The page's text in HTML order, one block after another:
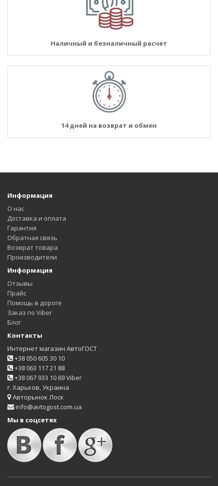
Наличный и безналичный расчет
14 дней на возврат и обмен
Информация
О нас
Доставка и оплата
Гарантия
Обратная связь
Возврат товара
Производители
Информация
Отзывы
Прайс
Помощь в дороге
Заказ по Viber
Блог
Контакты
Интернет магазин АвтоГОСТ
+38 050 605 30 10
+38 063 117 21 88
+38 067 933 10 69 Viber
г. Харьков, Украина
Авторынок Лоск
info@avtogost.com.ua
Мы в соцсетях